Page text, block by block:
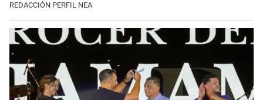
REDACCIÓN PERFIL NEA